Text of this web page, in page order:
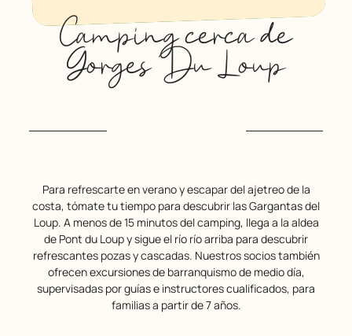
Camping cerca de
Gorges Du Loup
Para refrescarte en verano y escapar del ajetreo de la
costa, tómate tu tiempo para descubrir las Gargantas del
Loup. A menos de 15 minutos del camping, llega a la aldea
de Pont du Loup y sigue el río río arriba para descubrir
refrescantes pozas y cascadas. Nuestros socios también
ofrecen excursiones de barranquismo de medio día,
supervisadas por guías e instructores cualificados, para
familias a partir de 7 años.